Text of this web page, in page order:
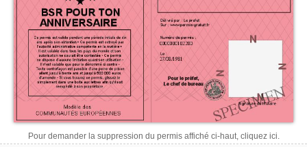
Pour demander la suppression du permis affiché ci-haut, cliquez ici.